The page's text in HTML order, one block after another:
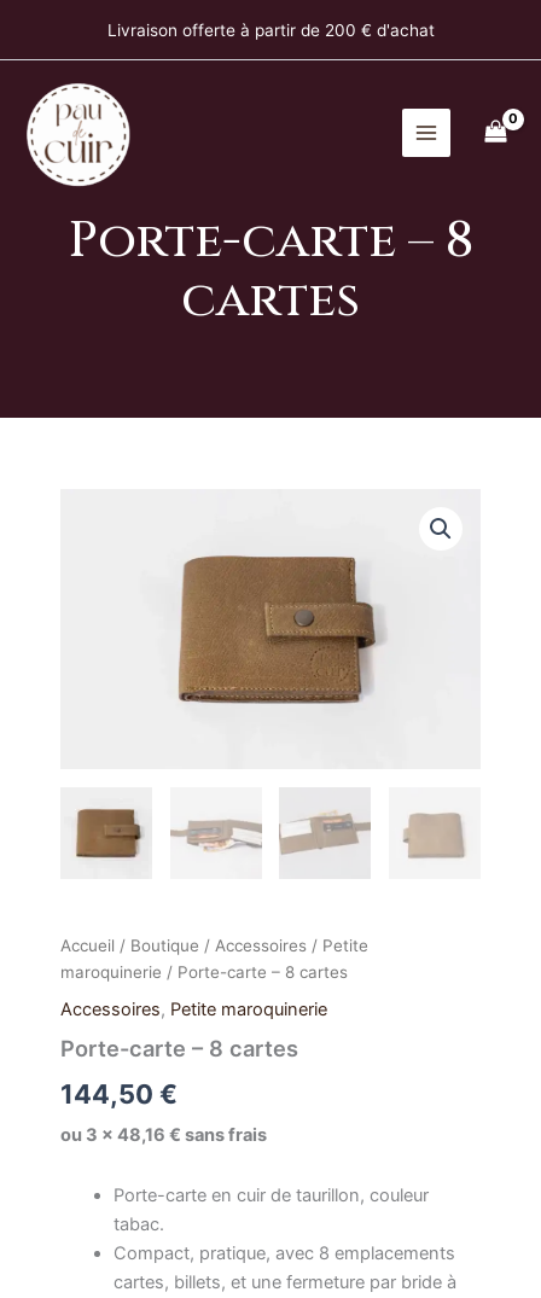
Livraison offerte à partir de 200 € d'achat
Porte-carte – 8
cartes
Accueil / Boutique / Accessoires / Petite
maroquinerie / Porte-carte – 8 cartes
Accessoires, Petite maroquinerie
Porte-carte – 8 cartes
144,50 €
ou 3 × 48,16 € sans frais
Porte-carte en cuir de taurillon, couleur
tabac.
Compact, pratique, avec 8 emplacements
cartes, billets, et une fermeture par bride à
8
cartes